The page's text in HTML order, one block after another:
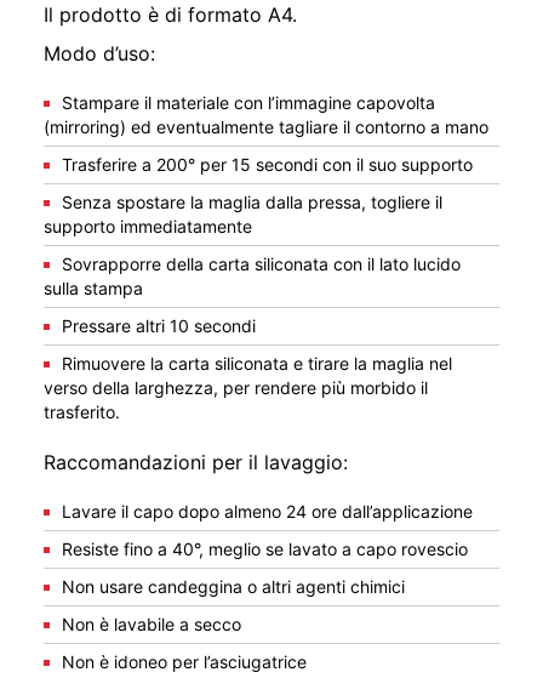
Il prodotto è di formato A4.
Modo d’uso:
Stampare il materiale con l’immagine capovolta
(mirroring) ed eventualmente tagliare il contorno a mano
Trasferire a 200° per 15 secondi con il suo supporto
Senza spostare la maglia dalla pressa, togliere il
supporto immediatamente
Sovrapporre della carta siliconata con il lato lucido
sulla stampa
Pressare altri 10 secondi
Rimuovere la carta siliconata e tirare la maglia nel
verso della larghezza, per rendere più morbido il
trasferito.
Raccomandazioni per il lavaggio:
Lavare il capo dopo almeno 24 ore dall’applicazione
Resiste fino a 40°, meglio se lavato a capo rovescio
Non usare candeggina o altri agenti chimici
Non è lavabile a secco
Non è idoneo per l’asciugatrice